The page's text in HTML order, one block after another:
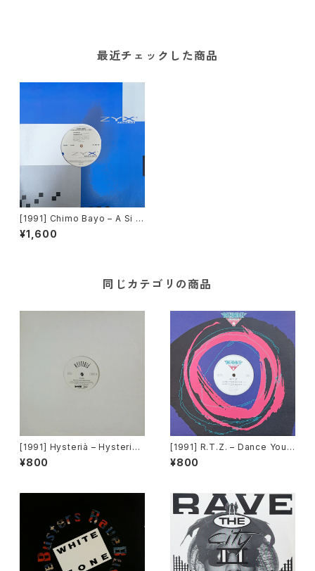
最近チェックした商品
[1991] Chimo Bayo – A Si M
e Gusta A Mi (Xta Si, Xta N
o) [ZYX Records]
¥1,600
同じカテゴリの商品
[1991] Hysterià – Hysteria
(There's No Reason To Be
Disturbed) [T.A.O.B. Danc
¥800
[1991] R.T.Z. – Dance Your
Ass Off [Decadance Recor
ds]
¥800